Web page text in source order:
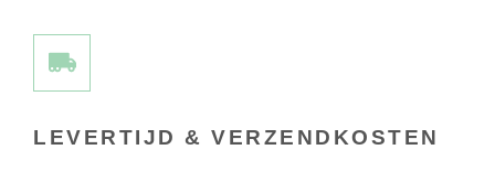
LEVERTIJD & VERZENDKOSTEN